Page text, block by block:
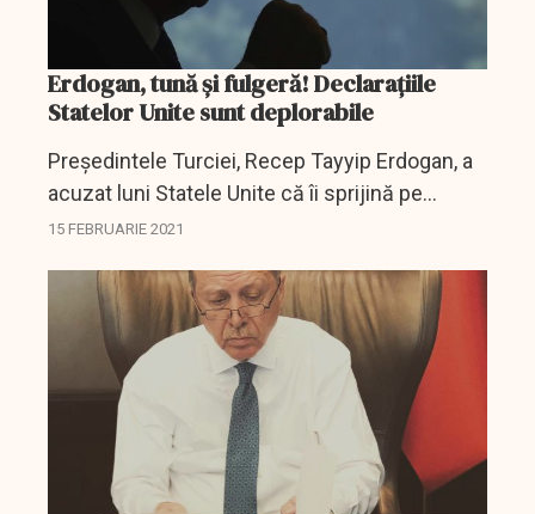
Erdogan, tună și fulgeră! Declaraţiile
Statelor Unite sunt deplorabile
Preşedintele Turciei, Recep Tayyip Erdogan, a
acuzat luni Statele Unite că îi sprijină pe
militanţii kurzi despre care Ankara spune că au
15 FEBRUARIE 2021